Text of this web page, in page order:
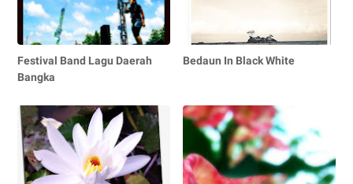
Festival Band Lagu Daerah
Bangka
Bedaun In Black White